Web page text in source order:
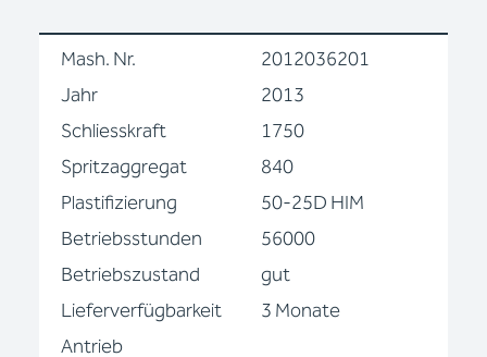
Mash. Nr.
2012036201
Jahr
2013
Schliesskraft
1750
Spritzaggregat
840
Plastifizierung
50-25D HIM
Betriebsstunden
56000
Betriebszustand
gut
Lieferverfügbarkeit
3 Monate
Antrieb